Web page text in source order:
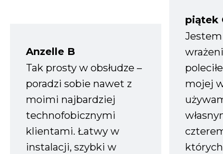
Anzelle B
Tak prosty w obsłudze –
poradzi sobie nawet z
moimi najbardziej
technofobicznymi
klientami. Łatwy w
instalacji, szybki w
piątek
mojej